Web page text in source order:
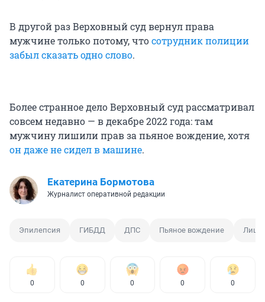
В другой раз Верховный суд вернул права
мужчине только потому, чтосотрудник полиции
забыл сказать одно слово.
Более странное дело Верховный суд рассматривал
совсем недавно — в декабре 2022 года: там
мужчину лишили прав за пьяное вождение, хотя
он даже не сидел в машине.
Екатерина Бормотова
Журналист оперативной редакции
Эпилепсия ГИБДД ДПС Пьяное вождение
0 0 0 0 0